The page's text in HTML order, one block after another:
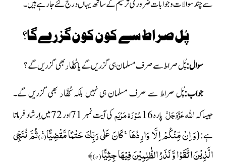
سے چند سوالات وجوابات ضروری ترمیم کے ساتھ یہاں درج کئے جا رہے ہیں۔
پُل صراط سے کون کون گزرے گا؟
سوال:پُل صراط سے صرف مسلمان ہی گزریں گے یاکُفَّاربھی گزریں گے؟
جواب:پُل صراط سے صرف مسلمان ہی نہیں بلکہکُفَّار بھیگزریں گے۔
جیساکہاللہعَزَّوَجَلَّ پارہ 16 سُوْرَۂ مَرْیَم
کی آیت نمبر 71اور 72میں اِرشاد فرماتا
ہے:)وَ اِنْ مِّنْكُمْ اِلَّا وَارِدُهَاۚ- كَانَ عَلٰى رَبِّكَ حَتْمًا مَّقْضِیًّاۚ(۷۱)ثُمَّ نُنَجِّی
الَّذِیْنَ اتَّقَوْا وَّ نَذَرُ الظّٰلِمِیْنَ فِیْهَا جِثِیًّا(۷۲) ﴾